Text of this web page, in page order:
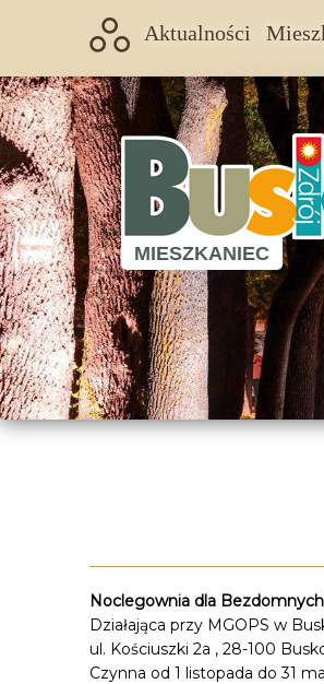
Aktualności
MIESZKANIEC
Noclegownia dla Bezdomnych
Działająca przy MGOPS w
ul. Kościuszki 2a , 28-100
Czynna od 1 listopada do 31